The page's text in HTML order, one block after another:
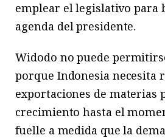
emplear el legislativo para
agenda del presidente.
Widodo no puede
porque Indonesia necesita
exportaciones de materias
crecimiento hasta el
fuelle a medida que la